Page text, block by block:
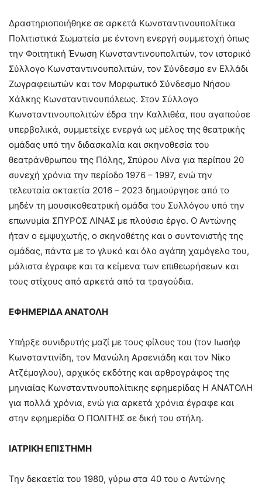
Δραστηριοποιήθηκε σε αρκετά Κωνσταντινουπολίτικα
Πολιτιστικά Σωματεία με έντονη ενεργή συμμετοχή όπως
την Φοιτητική Ένωση Κωνσταντινουπολιτών, τον ιστορικό
Σύλλογο Κωνσταντινουπολιτών, τον Σύνδεσμο εν Ελλάδι
Ζωγραφειωτών και τον Μορφωτικό Σύνδεσμο Νήσου
Χάλκης Κωνσταντινουπόλεως. Στον Σύλλογο
Κωνσταντινουπολιτών έδρα την Καλλιθέα, που αγαπούσε
υπερβολικά, συμμετείχε ενεργά ως μέλος της θεατρικής
ομάδας υπό την διδασκαλία και σκηνοθεσία του
θεατράνθρωπου της Πόλης, Σπύρου Λίνα για περίπου 20
συνεχή χρόνια την περίοδο 1976 – 1997, ενώ την
τελευταία οκταετία 2016 – 2023 δημιούργησε από το
μηδέν τη μουσικοθεατρική ομάδα του Συλλόγου υπό την
επωνυμία ΣΠΥΡΟΣ ΛΙΝΑΣ με πλούσιο έργο. Ο Αντώνης
ήταν ο εμψυχωτής, ο σκηνοθέτης και ο συντονιστής της
ομάδας, πάντα με το γλυκό και όλο αγάπη χαμόγελο του,
μάλιστα έγραφε και τα κείμενα των επιθεωρήσεων και
τους στίχους από αρκετά από τα τραγούδια.
ΕΦΗΜΕΡΙΔΑ ΑΝΑΤΟΛΗ
Υπήρξε συνιδρυτής μαζί με τους φίλους του (τον Ιωσήφ
Κωνσταντινίδη, τον Μανώλη Αρσενιάδη και τον Νίκο
Ατζέμογλου), αρχικός εκδότης και αρθρογράφος της
μηνιαίας Κωνσταντινουπολίτικης εφημερίδας Η ΑΝΑΤΟΛΗ
για πολλά χρόνια, ενώ για αρκετά χρόνια έγραφε και
στην εφημερίδα Ο ΠΟΛΙΤΗΣ σε δική του στήλη.
ΙΑΤΡΙΚΗ ΕΠΙΣΤΗΜΗ
Την δεκαετία του 1980, γύρω στα 40 του ο Αντώνης